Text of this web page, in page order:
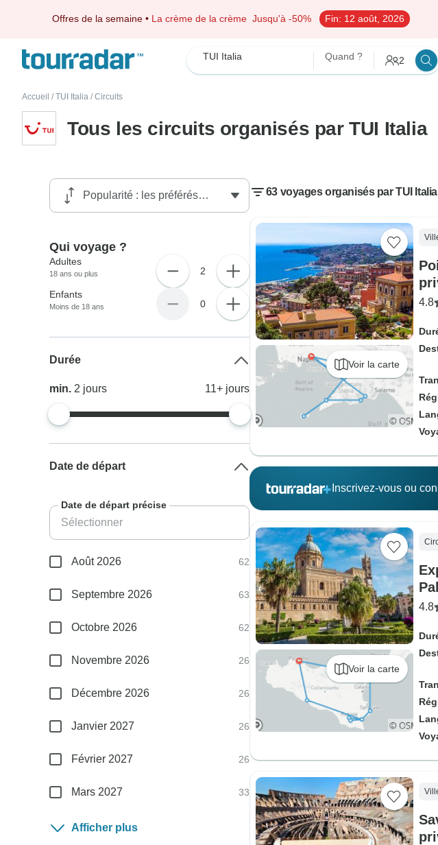
Offres de la semaine • La crème de la crème Jusqu'à -50% Fin: 12 août, 2026
TUI Italia Quand ? 2
Accueil / TUI Italia / Circuits
Tous les circuits organisés par TUI Italia
63 voyages organisés par TUI Italia
Voir la carte
4.8
Inscrivez-vous ou
Voir la carte
4.8
Qui voyage ?
Adultes
18 ans ou plus 2
Enfants
Moins de 18 ans 0
Durée
min. 2 jours 11+ jours
Date de départ
Date de départ précise
Août 2026 62
Septembre 2026 63
Octobre 2026 62
Novembre 2026 26
Décembre 2026 26
Janvier 2027 26
Février 2027 26
Mars 2027 33
Afficher plus